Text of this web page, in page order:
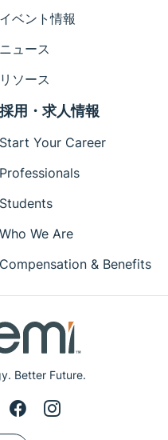
Better Future.
イベント情報
ニュース
リソース
採用・求人情報
Start Your Career
Professionals
Students
Who We Are
Compensation & Benefits